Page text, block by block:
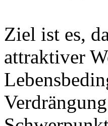
Ziel ist es,
attraktiver